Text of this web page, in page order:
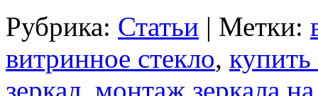
Рубрика: Статьи | Метки:
витринное стекло,